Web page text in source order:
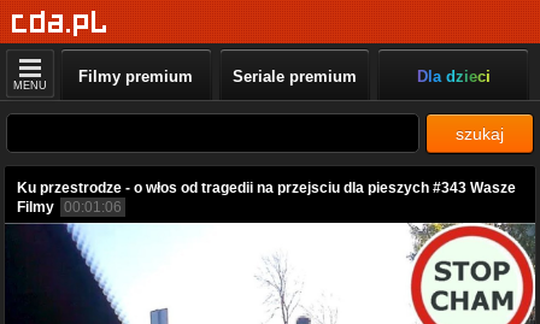
MENU Filmy premium Seriale premium Dla dzieci
szukaj
Ku przestrodze - o włos od tragedii na przejsciu dla pieszych #343 Wasze
Filmy 00:01:06